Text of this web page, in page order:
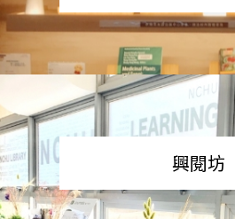
興閱坊